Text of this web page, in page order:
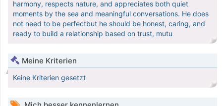
harmony, respects nature, and appreciates both quiet
moments by the sea and meaningful conversations. He does
not need to be perfectbut he should be honest, caring, and
ready to build a relationship based on trust, mutu
Meine Kriterien
Keine Kriterien gesetzt